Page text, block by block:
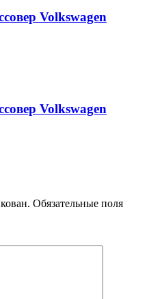
Volkswagen
Volkswagen
Обязательные поля